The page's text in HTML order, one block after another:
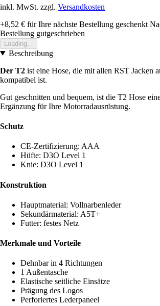
inkl. MwSt. zzgl. Versandkosten
+8,52 € für Ihre nächste Bestellung geschenkt
Bestellung gutgeschrieben
Loading...
Beschreibung
Der T2 ist eine Hose, die mit allen RST Jacken
kompatibel ist.
Gut geschnitten und bequem, ist die T2 Hose
Ergänzung für Ihre Motorradausrüstung.
Schutz
CE-Zertifizierung: AAA
Hüfte: D3O Level 1
Knie: D3O Level 1
Konstruktion
Hauptmaterial: Vollnarbenleder
Sekundärmaterial: A5T+
Futter: festes Netz
Merkmale und Vorteile
Dehnbar in 4 Richtungen
1 Außentasche
Elastische seitliche Einsätze
Prägung des Logos
Perforiertes Lederpaneel